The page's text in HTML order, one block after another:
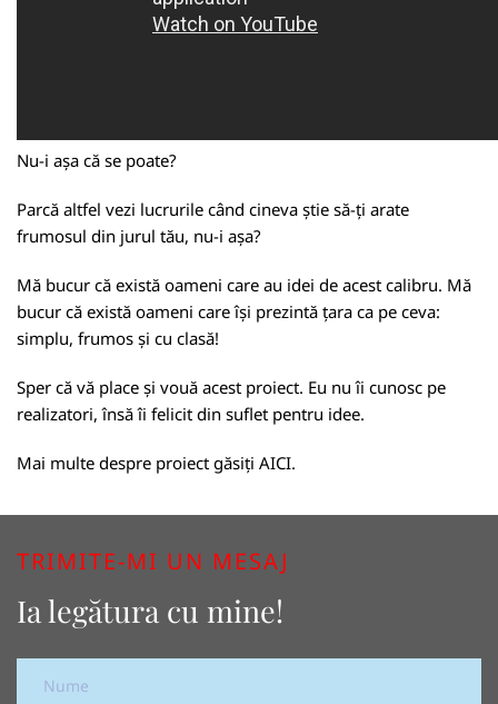
Nu-i așa că se poate?
Parcă altfel vezi lucrurile când cineva știe să-ți arate
frumosul din jurul tău, nu-i așa?
Mă bucur că există oameni care au idei de acest calibru. Mă
bucur că există oameni care își prezintă țara ca pe ceva:
simplu, frumos și cu clasă!
Sper că vă place și vouă acest proiect. Eu nu îi cunosc pe
realizatori, însă îi felicit din suflet pentru idee.
Mai multe despre proiect găsiți AICI.
TRIMITE-MI UN MESAJ
Ia legătura cu mine!